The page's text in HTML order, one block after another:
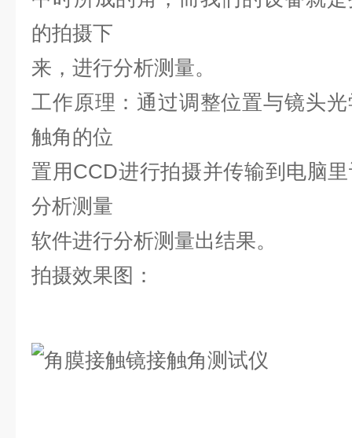
的拍摄下
来，进行分析测量。
工作原理：通过调整位置与镜头
触角的位
置用CCD进行拍摄并传输到电脑
分析测量
软件进行分析测量出结果。
拍摄效果图：